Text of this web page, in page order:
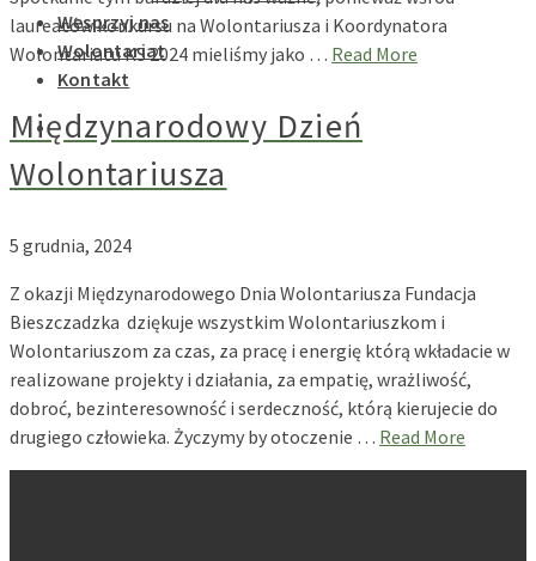
Wesprzyj nas
Wolontariat
Kontakt
laureatów konkursu na Wolontariusza i Koordynatora
Wolontariatu KS 2024 mieliśmy jako … Read More
Międzynarodowy Dzień
Wolontariusza
5 grudnia, 2024
Z okazji Międzynarodowego Dnia Wolontariusza Fundacja
Bieszczadzka dziękuje wszystkim Wolontariuszkom i
Wolontariuszom za czas, za pracę i energię którą wkładacie w
realizowane projekty i działania, za empatię, wrażliwość,
dobroć, bezinteresowność i serdeczność, którą kierujecie do
drugiego człowieka. Życzymy by otoczenie … Read More